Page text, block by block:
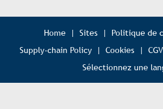
Home | Sites | Politique de
Supply-chain Policy
| Cookies | CGV
Sélectionnez une